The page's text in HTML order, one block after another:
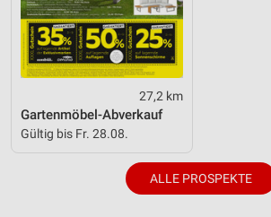
27,2 km
Gartenmöbel-Abverkauf
Gültig bis Fr. 28.08.
ALLE PROSPEKTE